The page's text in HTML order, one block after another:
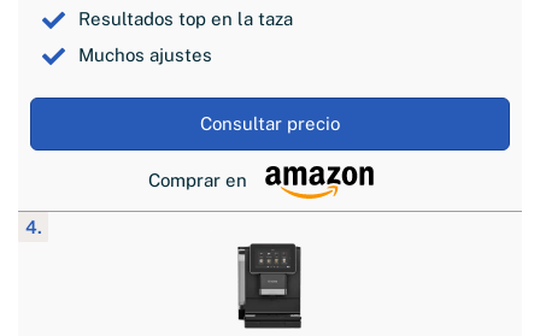
Resultados top en la taza
Muchos ajustes
Consultar precio
Comprar en
4.